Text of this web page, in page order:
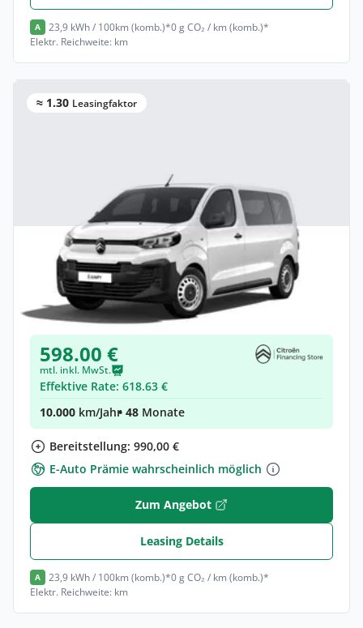
A 23,9 kWh / 100km (komb.)*0 g CO₂ / km (komb.)*
Elektr. Reichweite: km
≈ 1.30 Leasingfaktor
Gewerbe & Privat
Citroën Jumpy Kombi Kombi (Länge M)
Elektro •Automatik •
Neuwagen(konfigurierbar)
598.00 €
mtl. inkl. MwSt.
Effektive Rate: 618.63 €
10.000 km/Jahr• 48 Monate
Bereitstellung: 990,00 €
E-Auto Prämie wahrscheinlich möglich
Zum Angebot
Leasing Details
A 23,9 kWh / 100km (komb.)*0 g CO₂ / km (komb.)*
Elektr. Reichweite: km